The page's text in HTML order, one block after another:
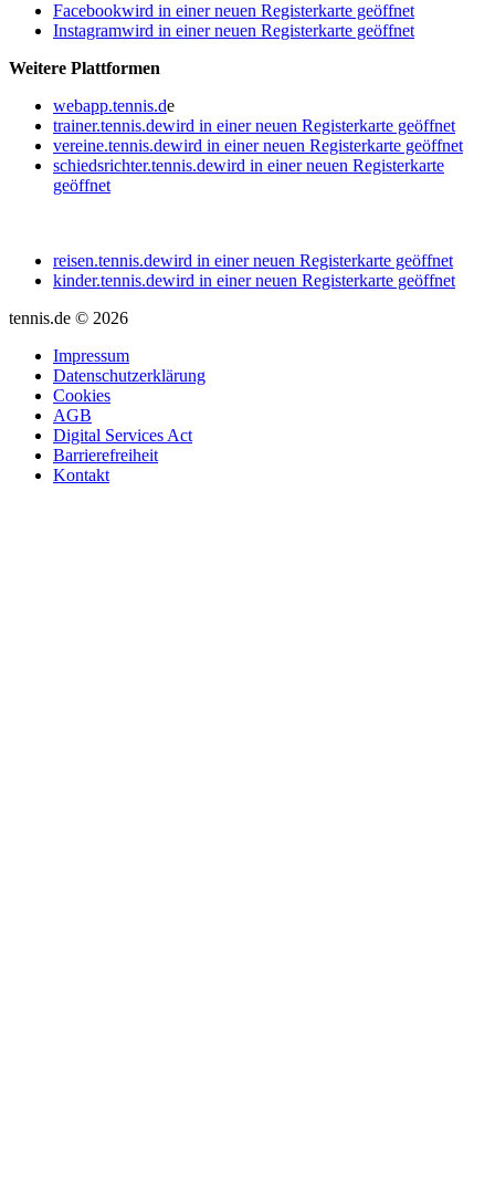
Facebookwird in einer neuen Registerkarte geöffnet
Instagramwird in einer neuen Registerkarte geöffnet
Weitere Plattformen
webapp.tennis.de
trainer.tennis.dewird in einer neuen Registerkarte geöffnet
vereine.tennis.dewird in einer neuen Registerkarte geöffnet
schiedsrichter.tennis.dewird in einer neuen Registerkarte
geöffnet
reisen.tennis.dewird in einer neuen Registerkarte geöffnet
kinder.tennis.dewird in einer neuen Registerkarte geöffnet
tennis.de © 2026
Impressum
Datenschutzerklärung
Cookies
AGB
Digital Services Act
Barrierefreiheit
Kontakt